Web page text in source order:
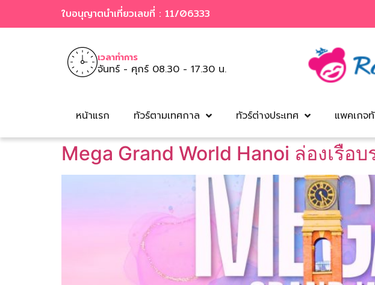
ใบอนุญาตนำเที่ยวเลขที่ : 11/06333
เวลาทำการ
จันทร์ - ศุกร์ 08.30 - 17.30 น.
หน้าแรก ทัวร์ตามเทศกาล ทัวร์ต่างประเทศ แพคเกจ
Mega Grand World Hanoi ล่องเรือ